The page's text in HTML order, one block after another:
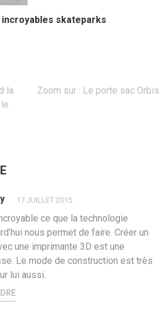
skateparks
la
Zoom sur : Le porte sac Orbis
17 JUILLET 2015
ce que la technologie
nous permet de faire. Créer un
une imprimante 3D est une
Le mode de construction est très
lui aussi.